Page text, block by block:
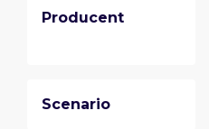
Producent
Scenario